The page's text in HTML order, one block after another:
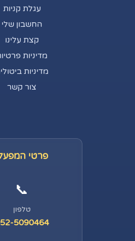
עגלת קניות
החשבון שלי
קצת עלינו
מדיניות
מדיניות
צור קשר
פרטי
📞
טלפון
5090464